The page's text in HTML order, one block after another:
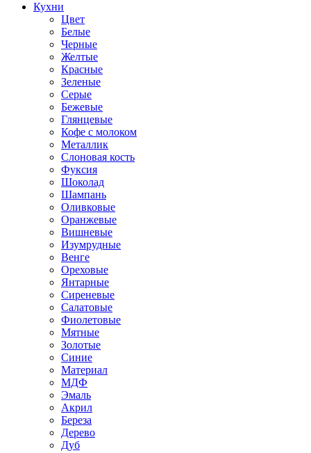
Кухни
Цвет
Белые
Черные
Желтые
Красные
Зеленые
Серые
Бежевые
Глянцевые
Кофе с молоком
Металлик
Слоновая кость
Фуксия
Шоколад
Шампань
Оливковые
Оранжевые
Вишневые
Изумрудные
Венге
Ореховые
Янтарные
Сиреневые
Салатовые
Фиолетовые
Мятные
Золотые
Синие
Материал
МДФ
Эмаль
Акрил
Береза
Дерево
Дуб